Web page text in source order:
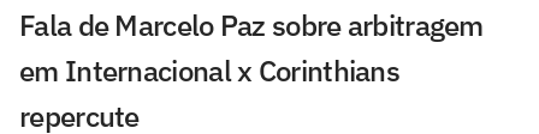
Fala de Marcelo Paz sobre arbitragem
em Internacional x Corinthians
repercute